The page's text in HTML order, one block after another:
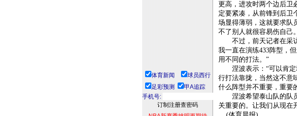
体育新闻
球员西行
足彩预测
甲A追踪
手机号:
更高，进攻时两个边后卫
定要紧凑，从前锋到后卫
场显得薄弱，这就要求队
不了别人就很容易伤自己。
不过，前天记者在采访
我一直在演练433阵型，
用不同的打法。”
涅波表示：“可以肯定
行打法靠拢，当然这不意
什么阵型并不重要，重要
涅波希望泰山队的队员
关重要的。让我们从现在